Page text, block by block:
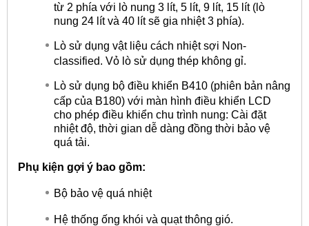
từ 2 phía với lò nung 3 lít, 5 lít, 9 lít, 15 lít (lò
nung 24 lít và 40 lít sẽ gia nhiệt 3 phía).
Lò sử dụng vật liệu cách nhiệt sợi Non-
classified. Vỏ lò sử dụng thép không gỉ.
Lò sử dụng bộ điều khiển B410 (phiên bản nâng
cấp của B180) với màn hình điều khiển LCD
cho phép điều khiển chu trình nung: Cài đặt
nhiệt độ, thời gian dễ dàng đồng thời bảo vệ
quá tải.
Phụ kiện gợi ý bao gồm:
Bộ bảo vệ quá nhiệt
Hệ thống ống khói và quạt thông gió.